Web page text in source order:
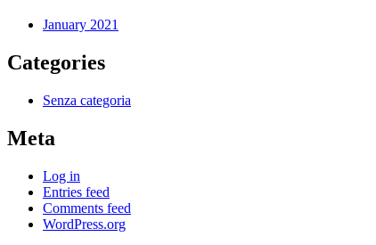
January 2021
Categories
Senza categoria
Meta
Log in
Entries feed
Comments feed
WordPress.org